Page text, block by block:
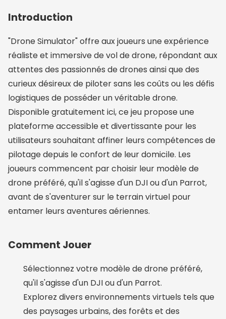
Introduction
"Drone Simulator" offre aux joueurs une expérience
réaliste et immersive de vol de drone, répondant aux
attentes des passionnés de drones ainsi que des
curieux désireux de piloter sans les coûts ou les défis
logistiques de posséder un véritable drone.
Disponible gratuitement ici, ce jeu propose une
plateforme accessible et divertissante pour les
utilisateurs souhaitant affiner leurs compétences de
pilotage depuis le confort de leur domicile. Les
joueurs commencent par choisir leur modèle de
drone préféré, qu'il s'agisse d'un DJI ou d'un Parrot,
avant de s'aventurer sur le terrain virtuel pour
entamer leurs aventures aériennes.
Comment Jouer
Sélectionnez votre modèle de drone préféré,
qu'il s'agisse d'un DJI ou d'un Parrot.
Explorez divers environnements virtuels tels que
des paysages urbains, des forêts et des